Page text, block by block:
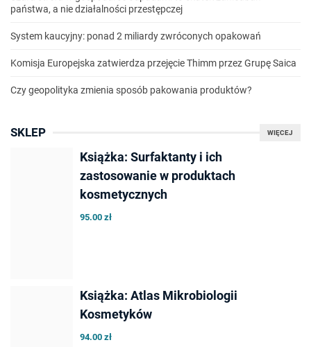
państwa, a nie działalności przestępczej
System kaucyjny: ponad 2 miliardy zwróconych opakowań
Komisja Europejska zatwierdza przejęcie Thimm przez Grupę Saica
Czy geopolityka zmienia sposób pakowania produktów?
WIĘCEJ
SKLEP
Książka: Surfaktanty i ich
zastosowanie w produktach
kosmetycznych
95.00 zł
Książka: Atlas Mikrobiologii
Kosmetyków
94.00 zł